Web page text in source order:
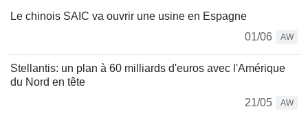
Le chinois SAIC va ouvrir une usine en Espagne
01/06
AW
Stellantis: un plan à 60 milliards d'euros avec l'Amérique
du Nord en tête
21/05
AW